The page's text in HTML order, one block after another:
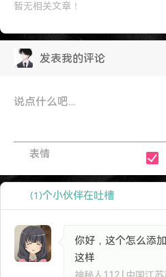
暂无相关文章！
发表我的评论
表情
(1)个小伙伴在吐槽
你好，这个怎么添
这样